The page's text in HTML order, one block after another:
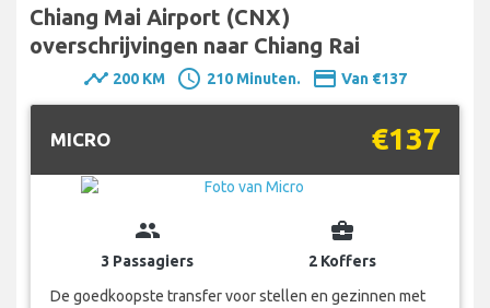
Chiang Mai Airport (CNX)
overschrijvingen naar Chiang Rai
timeline 200 KM schedule 210 Minuten. payment Van €137
MICRO €137
group
3 Passagiers
business_center
2 Koffers
De goedkoopste transfer voor stellen en gezinnen met